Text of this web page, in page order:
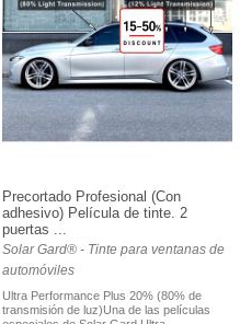
Precortado Profesional (Con
adhesivo) Película de tinte. 2
puertas ...
Solar Gard® - Tinte para ventanas de
automóviles
Ultra Performance Plus 20% (80% de
transmisión de luz)Una de las películas